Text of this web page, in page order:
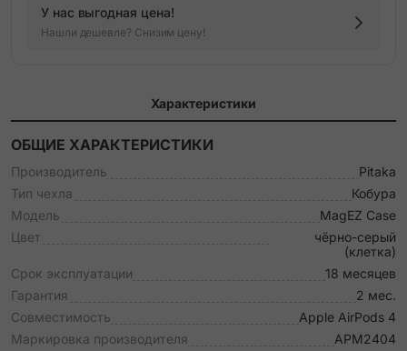
У нас выгодная цена!
Нашли дешевле? Снизим цену!
Характеристики
ОБЩИЕ ХАРАКТЕРИСТИКИ
Производитель
Pitaka
Тип чехла
Кобура
Модель
MagEZ Case
Цвет
чёрно-серый
(клетка)
Срок эксплуатации
18 месяцев
Гарантия
2 мес.
Совместимость
Apple AirPods 4
Маркировка производителя
APM2404